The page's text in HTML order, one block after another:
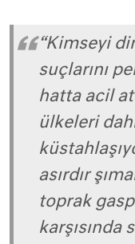
“Kimseyi
suçlarını
hatta acil
ülkeleri
asırdır
toprak
karşısında